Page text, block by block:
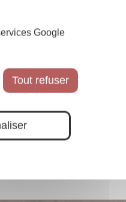
Google
Tout refuser